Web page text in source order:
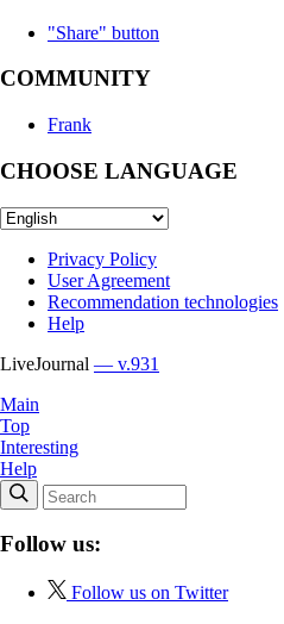
"Share" button
COMMUNITY
Frank
CHOOSE LANGUAGE
Privacy Policy
User Agreement
Recommendation technologies
Help
LiveJournal — v.931
Main
Top
Interesting
Help
Follow us:
Follow us on Twitter